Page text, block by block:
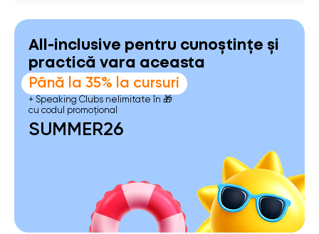
All-inclusive pentru cunoștințe și
practică vara aceasta
Până la 35% la cursuri
+ Speaking Clubs nelimitate în 🎁
cu codul promoțional
SUMMER26